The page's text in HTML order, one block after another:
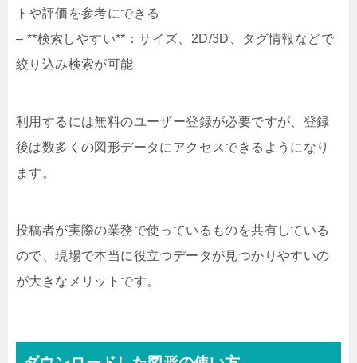
トや評価を参考にできる
– **検索しやすい**：サイズ、2D/3D、タグ情報などで
絞り込み検索が可能
利用するには無料のユーザー登録が必要ですが、登録
後は数多くの図形データにアクセスできるようになり
ます。
投稿者が実際の業務で使っているものを共有している
ので、現場で本当に役立つデータが見つかりやすいの
が大きなメリットです。